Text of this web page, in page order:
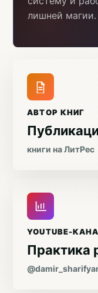
лишней магии.
АВТОР КНИГ
книги на ЛитРес
YOUTUBE-
Практика